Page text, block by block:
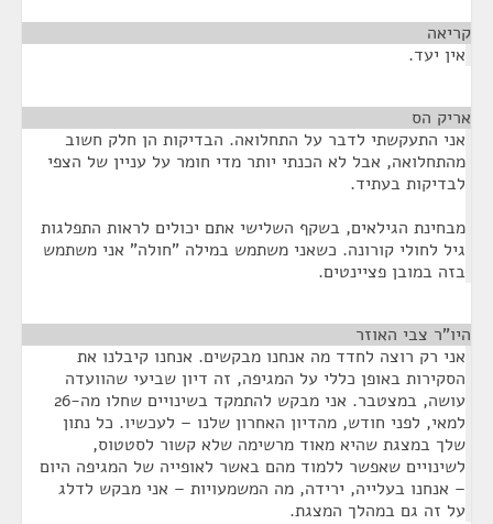
קריאה
אין יעד.
אריק הס
אני התעקשתי לדבר על התחלואה. הבדיקות הן חלק חשוב
מהתחלואה, אבל לא הכנתי יותר מדי חומר על עניין של הצפי
לבדיקות בעתיד.
מבחינת הגילאים, בשקף השלישי אתם יכולים לראות התפלגות
גיל לחולי קורונה. כשאני משתמש במילה "חולה" אני משתמש
בזה במובן פציינטים.
היו"ר צבי האוזר
אני רק רוצה לחדד מה אנחנו מבקשים. אנחנו קיבלנו את
הסקירות באופן כללי על המגיפה, זה דיון שביעי שהוועדה
עושה, במצטבר. אני מבקש להתמקד בשינויים שחלו מה-26
למאי, לפני חודש, מהדיון האחרון שלנו – לעכשיו. כל נתון
שלך במצגת שהיא מאוד מרשימה שלא קשור לסטטוס,
לשינויים שאפשר ללמוד מהם באשר לאופייה של המגיפה היום
– אנחנו בעלייה, ירידה, מה המשמעויות – אני מבקש לדלג
על זה גם במהלך המצגת.